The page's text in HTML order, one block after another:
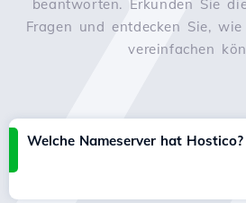
beantworten. Erkunden Sie
Fragen und entdecken Sie,
vereinfachen
Welche Nameserver hat Hostico?